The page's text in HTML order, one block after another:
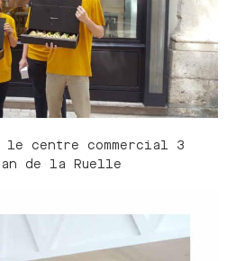
centre commercial 3
de la Ruelle